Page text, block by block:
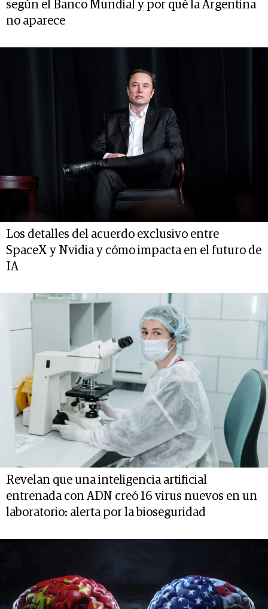
según el Banco Mundial y por qué la Argentina
no aparece
Los detalles del acuerdo exclusivo entre
SpaceX y Nvidia y cómo impacta en el futuro de
IA
Revelan que una inteligencia artificial
entrenada con ADN creó 16 virus nuevos en un
laboratorio: alerta por la bioseguridad